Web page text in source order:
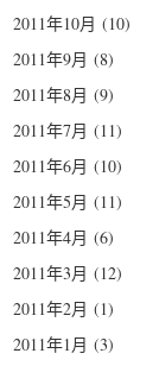
2011年10月 (10)
2011年9月 (8)
2011年8月 (9)
2011年7月 (11)
2011年6月 (10)
2011年5月 (11)
2011年4月 (6)
2011年3月 (12)
2011年2月 (1)
2011年1月 (3)